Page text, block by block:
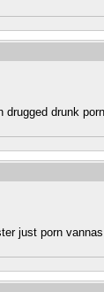
drugged drunk porn
just porn